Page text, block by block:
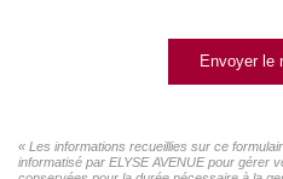
Envoyer le
« Les informations recueillies sur ce
informatisé par ELYSE AVENUE pour gérer